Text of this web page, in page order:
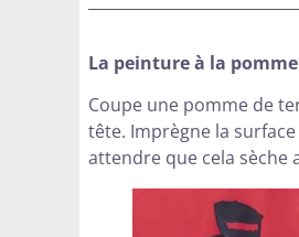
La peinture à la
Coupe une pomme de
tête. Imprègne la
attendre que cela sèche